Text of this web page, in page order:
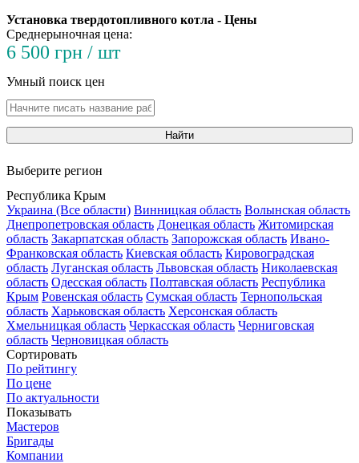
Установка твердотопливного котла - Цены
Среднерыночная цена:
6 500 грн / шт
Умный поиск цен
Найти
Выберите регион
Республика Крым
Украина (Все области) Винницкая область Волынская область
Днепропетровская область Донецкая область Житомирская
область Закарпатская область Запорожская область Ивано-
Франковская область Киевская область Кировоградская
область Луганская область Львовская область Николаевская
область Одесская область Полтавская область Республика
Крым Ровенская область Сумская область Тернопольская
область Харьковская область Херсонская область
Хмельницкая область Черкасская область Черниговская
область Черновицкая область
Сортировать
По рейтингу
По цене
По актуальности
Показывать
Мастеров
Бригады
Компании